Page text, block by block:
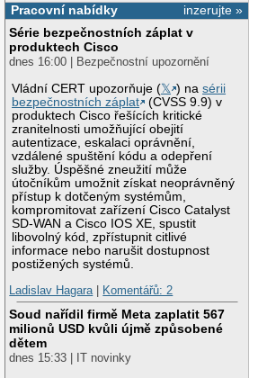
inzerujte »
Pracovní nabídky
Série bezpečnostních záplat v
produktech Cisco
dnes 16:00 | Bezpečnostní upozornění
Vládní CERT upozorňuje (𝕏 ) nasérii
bezpečnostních záplat
(CVSS 9.9) v
produktech Cisco řešících kritické
zranitelnosti umožňující obejití
autentizace, eskalaci oprávnění,
vzdálené spuštění kódu a odepření
služby. Úspěšné zneužití může
útočníkům umožnit získat neoprávněný
přístup k dotčeným systémům,
kompromitovat zařízení Cisco Catalyst
SD-WAN a Cisco IOS XE, spustit
libovolný kód, zpřístupnit citlivé
informace nebo narušit dostupnost
postižených systémů.
Ladislav Hagara| Komentářů: 2
Soud nařídil firmě Meta zaplatit 567
milionů USD kvůli újmě způsobené
dětem
dnes 15:33 | IT novinky